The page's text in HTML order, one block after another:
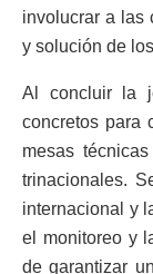
involucrar a las
y solución de
Al concluir la
concretos para
mesas
trinacionales.
internacional y
el monitoreo y
de garantizar